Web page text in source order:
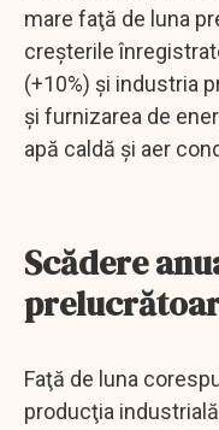
mare faţă de luna
creşterile
(+10%) şi industria
şi furnizarea de
apă caldă şi aer
Scădere
Faţă de luna
producţia